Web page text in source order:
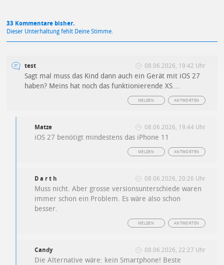
33 Kommentare bisher.
Dieser Unterhaltung fehlt Deine Stimme.
test 08.06.2026, 19:42 Uhr
Sagt mal muss das Kind dann auch ein Gerät mit iOS 27
haben? Meins hat noch das funktionierende XS…
ANTWORTEN
MELDEN
Matze 08.06.2026, 19:44 Uhr
iOS 27 benötigt mindestens das iPhone 11
ANTWORTEN
MELDEN
D a r t h 08.06.2026, 20:26 Uhr
Muss nicht. Aber grosse versionsunterschiede waren
immer schon ein Problem. Es wäre also schon
besser.
ANTWORTEN
MELDEN
Candy 08.06.2026, 22:27 Uhr
Die Alternative wäre: kein Smartphone! Beste